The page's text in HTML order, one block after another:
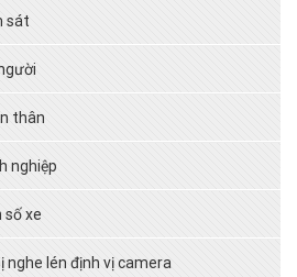
sát
thân
nghiệp
số xe
nghe lén định vị camera